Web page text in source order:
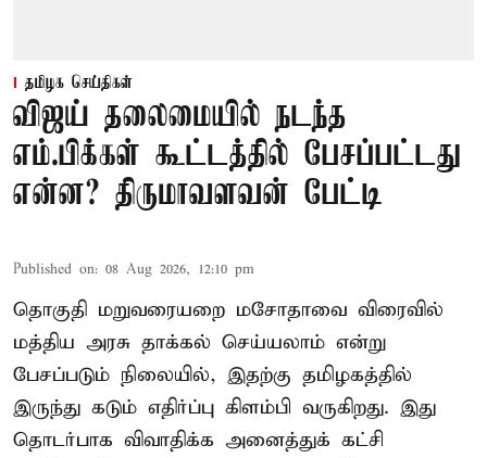
தமிழக செய்திகள்
விஜய் தலைமையில் நடந்த
எம்.பிக்கள் கூட்டத்தில் பேசப்பட்டது
என்ன? திருமாவளவன் பேட்டி
Published on: 08 Aug 2026, 12:10 pm
தொகுதி மறுவரையறை மசோதாவை விரைவில்
மத்திய அரசு தாக்கல் செய்யலாம் என்று
பேசப்படும் நிலையில், இதற்கு தமிழகத்தில்
இருந்து கடும் எதிர்ப்பு கிளம்பி வருகிறது. இது
தொடர்பாக விவாதிக்க அனைத்துக் கட்சி